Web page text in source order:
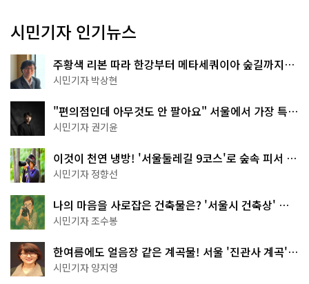
시민기자 인기뉴스
주황색 리본 따라 한강부터 메타세쿼이아 숲길까지…
서울둘레길 15코스
시민기자 박상현
"편의점인데 아무것도 안 팔아요" 서울에서 가장 특별
한 편의점의 정체
시민기자 권기윤
이것이 천연 냉방! '서울둘레길 9코스'로 숲속 피서 떠
나볼까
시민기자 정향선
나의 마음을 사로잡은 건축물은? '서울시 건축상' 수
상작 공개!
시민기자 조수봉
한여름에도 얼음장 같은 계곡물! 서울 '진관사 계곡'이
천국이네~
시민기자 양지영